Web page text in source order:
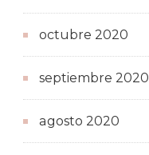
octubre 2020
septiembre 2020
agosto 2020